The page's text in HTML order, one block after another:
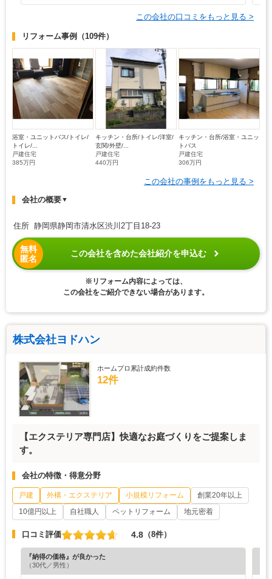
この会社の口コミをもっと見る >
リフォーム事例 （109件）
浴室・ユニットバス/トイレ/
トイレ/...
戸建住宅
385万円
キッチン・台所/トイレ/洋室/
玄関/外壁/...
戸建住宅
440万円
キッチン・台所/浴室・ユニッ
トバス
戸建住宅
306万円
この会社の事例をもっと見る >
会社の概要▼
住所 静岡県静岡市清水区渋川2丁目18-23
無料
匿名
この会社を含めた会社紹介を申込む
※リフォーム内容によっては、
この会社をご紹介できない場合があります。
株式会社ヨドハン
ホームプロ累計成約件数
12件
【エクステリア専門店】快適なお庭づくりをご提案しま
す。
会社の特徴・得意分野
戸建 外構・エクステリア 小規模リフォーム
創業20年以上
10億円以上
自社職人 ペットリフォーム 地元密着
口コミ評価 4.8 （8件）
『納得の価格』が良かった
（30代／男性）